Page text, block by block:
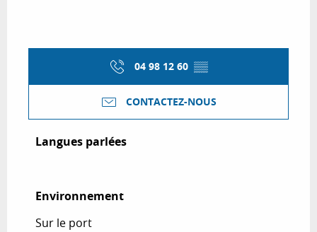
04 98 12 60 ▒▒
CONTACTEZ-NOUS
Langues parlées
Langues parlées
Environnement
Environnement
Sur le port